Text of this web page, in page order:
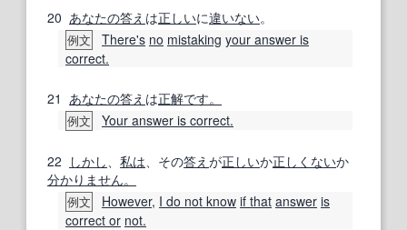
20 あなたの答え は正しいに違いない。
例文 There's no mistaking your answer is
correct.
21 あなたの答え は正解です。
例文 Your answer is correct.
22 しかし 私は 、その答え が正しいか正しくないか
分かりません。
例文 However, I do not know if that answer is
correct or not.